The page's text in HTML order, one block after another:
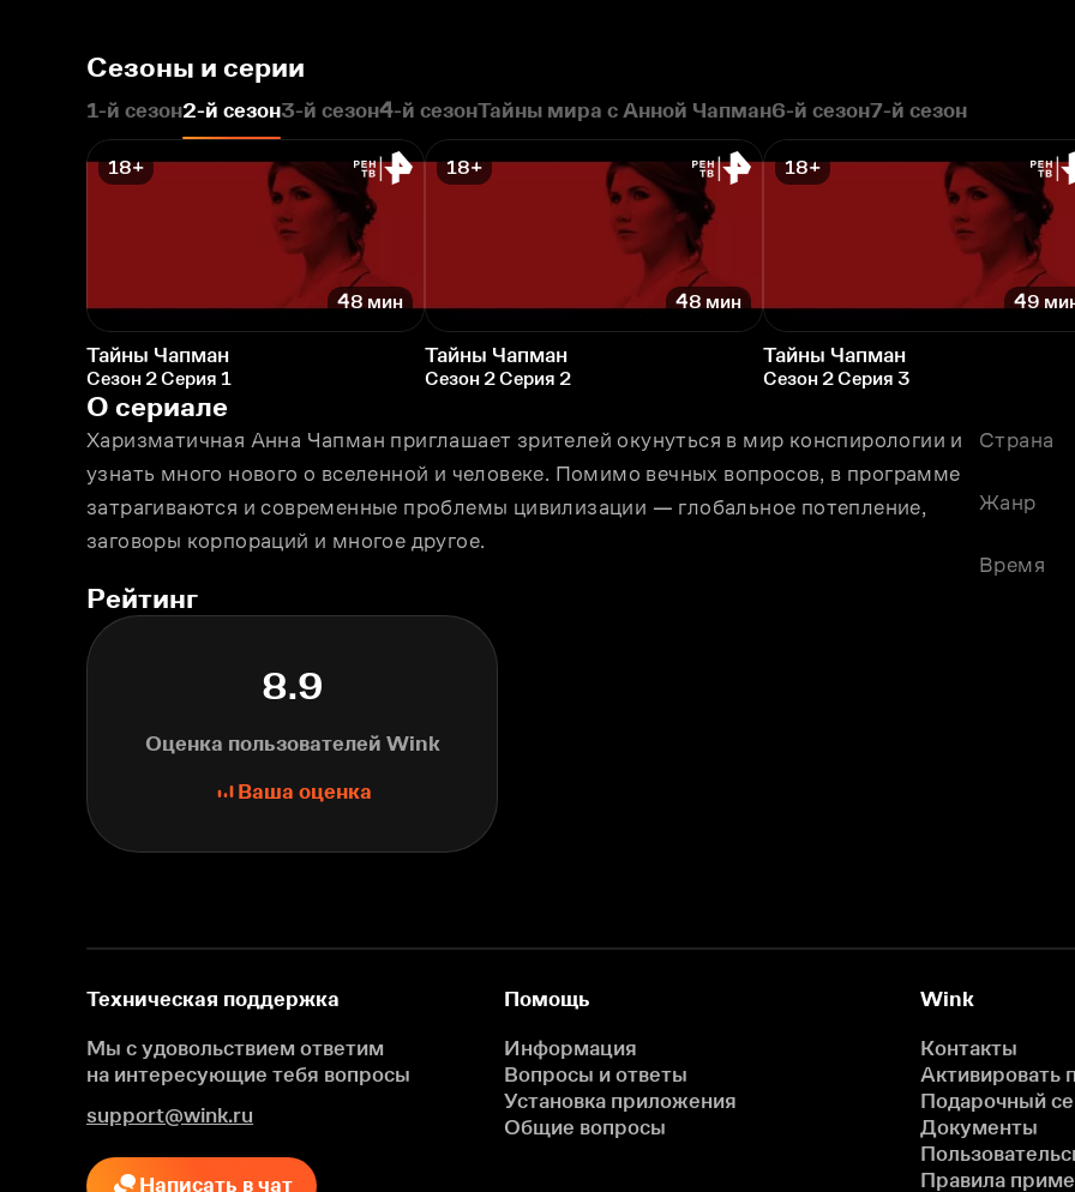
Сезоны и серии
1-й сезон2-й сезон3-й сезон4-й сезонТайны мира с Анной Чапман6-й сезон7-й сезон
18+
48 мин
Тайны Чапман
Сезон 2 Серия 1
18+
48 мин
Тайны Чапман
Сезон 2 Серия 2
18+
49
Тайны Чапман
Сезон 2 Серия 3
О сериале
Харизматичная Анна Чапман приглашает зрителей окунуться в мир конспирологии и
узнать много нового о вселенной и человеке. Помимо вечных вопросов, в программе
затрагиваются и современные проблемы цивилизации — глобальное потепление,
заговоры корпораций и многое другое.
Страна
Жанр
Время
Рейтинг
8.9
Оценка пользователей Wink
Ваша оценка
Техническая поддержка
Мы с удовольствием ответим
на интересующие тебя вопросы
support@wink.ru
Написать в чат
Помощь
Информация
Вопросы и ответы
Установка приложения
Общие вопросы
Wink
Контакты
Активировать
Подарочный
Документы
Правила